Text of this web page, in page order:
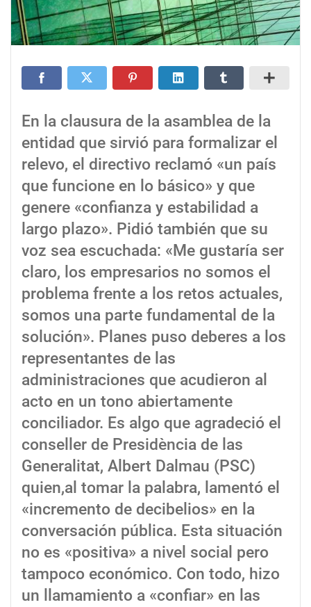
En la clausura de la asamblea de la
entidad que sirvió para formalizar el
relevo, el directivo reclamó «un país
que funcione en lo básico» y que
genere «confianza y estabilidad a
largo plazo». Pidió también que su
voz sea escuchada: «Me gustaría ser
claro, los empresarios no somos el
problema frente a los retos actuales,
somos una parte fundamental de la
solución». Planes puso deberes a los
representantes de las
administraciones que acudieron al
acto en un tono abiertamente
conciliador. Es algo que agradeció el
conseller de Presidència de las
Generalitat, Albert Dalmau (PSC)
quien,al tomar la palabra, lamentó el
«incremento de decibelios» en la
conversación pública. Esta situación
no es «positiva» a nivel social pero
tampoco económico. Con todo, hizo
un llamamiento a «confiar» en las